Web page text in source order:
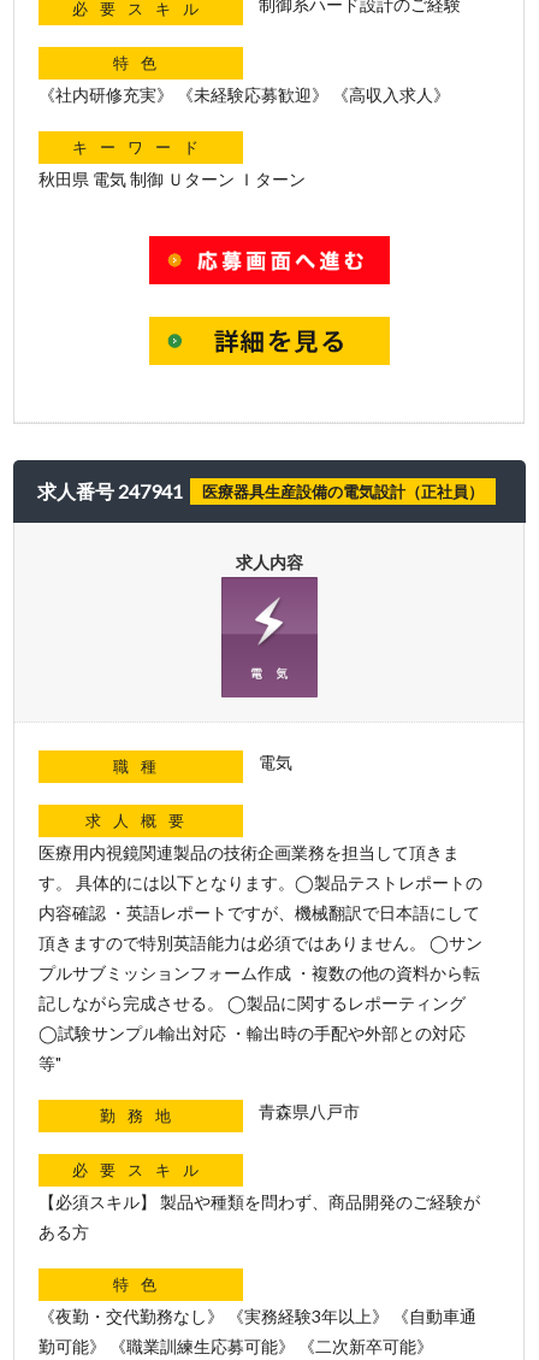
必要スキル
特色
《社内研修充実》 《未経験応募歓迎》 《高収入求人》
キーワード
秋田県 電気 制御 Ｕターン Ｉターン
求人番号 247941 医療器具生産設備の電気設計（正社員）
求人内容
職種 電気
求人概要
医療用内視鏡関連製品の技術企画業務を担当して頂きま
す。 具体的には以下となります。◯製品テストレポートの
内容確認 ・英語レポートですが、機械翻訳で日本語にして
頂きますので特別英語能力は必須ではありません。 ◯サン
プルサブミッションフォーム作成 ・複数の他の資料から転
記しながら完成させる。 ◯製品に関するレポーティング
◯試験サンプル輸出対応 ・輸出時の手配や外部との対応
等"
勤務地 青森県八戸市
必要スキル
【必須スキル】 製品や種類を問わず、商品開発のご経験が
ある方
特色
《夜勤・交代勤務なし》 《実務経験3年以上》 《自動車通
勤可能》 《職業訓練生応募可能》 《二次新卒可能》